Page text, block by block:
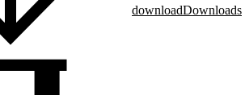
downloadDownloads